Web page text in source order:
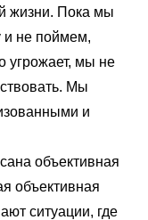
жизни. Пока мы
и не поймем,
угрожает, мы не
Мы
и
объективная
объективная
ситуации, где